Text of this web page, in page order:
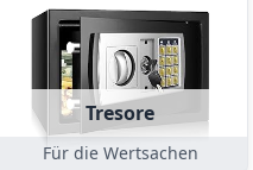
Tresore
Für die Wertsachen